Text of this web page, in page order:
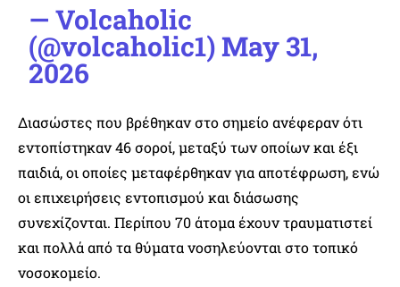
— Volcaholic
(@volcaholic1)May 31,
2026
Διασώστες που βρέθηκαν στο σημείο ανέφεραν ότι
εντοπίστηκαν 46 σοροί, μεταξύ των οποίων και έξι
παιδιά, οι οποίες μεταφέρθηκαν για αποτέφρωση, ενώ
οι επιχειρήσεις εντοπισμού και διάσωσης
συνεχίζονται. Περίπου 70 άτομα έχουν τραυματιστεί
και πολλά από τα θύματα νοσηλεύονται στο τοπικό
νοσοκομείο.